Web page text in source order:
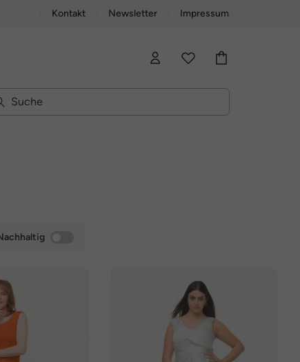
Kontakt Newsletter Impressum